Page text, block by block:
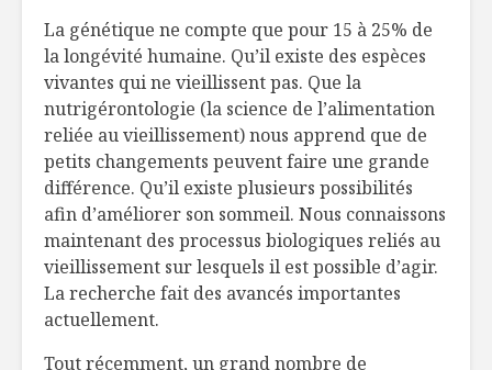
La génétique ne compte que pour 15 à 25% de
la longévité humaine. Qu’il existe des espèces
vivantes qui ne vieillissent pas. Que la
nutrigérontologie (la science de l’alimentation
reliée au vieillissement) nous apprend que de
petits changements peuvent faire une grande
différence. Qu’il existe plusieurs possibilités
afin d’améliorer son sommeil. Nous connaissons
maintenant des processus biologiques reliés au
vieillissement sur lesquels il est possible d’agir.
La recherche fait des avancés importantes
actuellement.
Tout récemment, un grand nombre de
Verdure, oreilles
de crisse, beurre
de pomme et
érable
Tout savoir sur les
fines herbes
l’eau
La